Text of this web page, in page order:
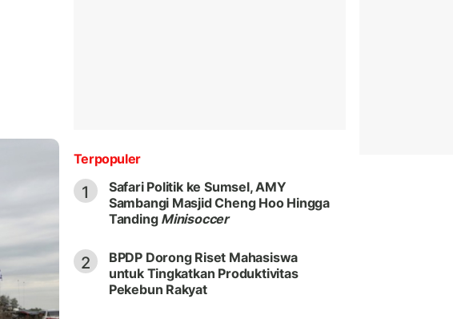
Terpopuler
1
Safari Politik ke Sumsel, AMY
Sambangi Masjid Cheng Hoo Hingga
Tanding Minisoccer
2
BPDP Dorong Riset Mahasiswa
untuk Tingkatkan Produktivitas
Pekebun Rakyat